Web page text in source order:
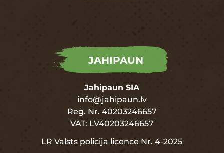
JAHIPAUN
Jahipaun SIA
info@jahipaun.lv
Reģ. Nr. 40203246657
VAT: LV40203246657
LR Valsts policija licence Nr. 4-2025